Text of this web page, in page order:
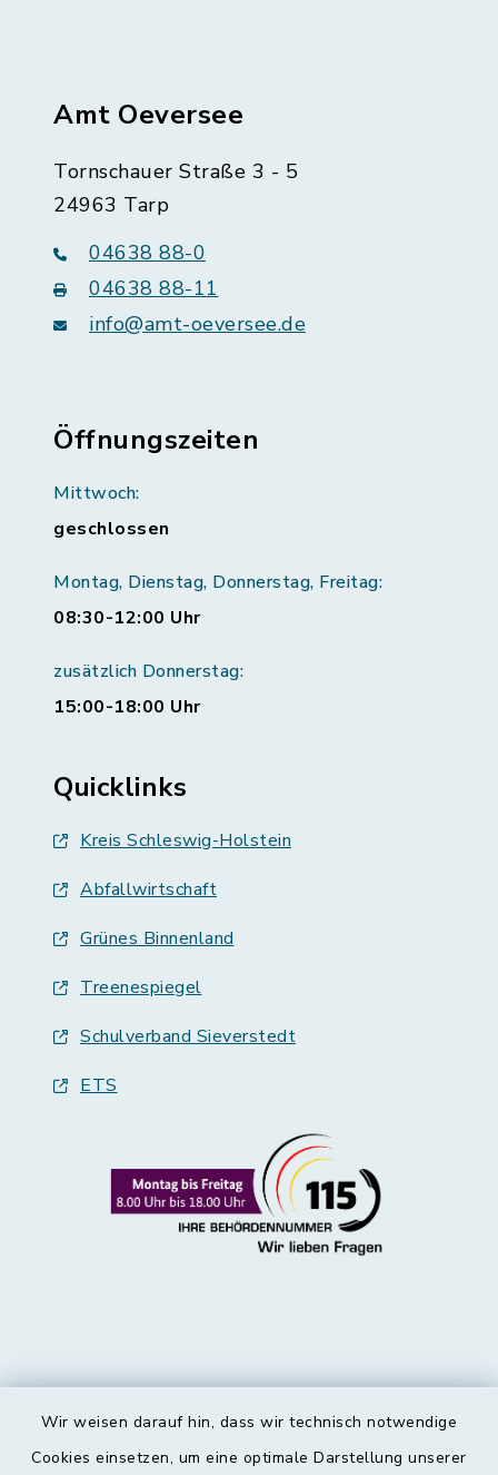
Wir weisen darauf hin, dass wir technisch notwendige
Cookies einsetzen, um eine optimale Darstellung unserer
Amt Oeversee
Tornschauer Straße 3 - 5
24963 Tarp
04638 88-0
04638 88-11
info@amt-oeversee.de
Öffnungszeiten
Mittwoch:
geschlossen
Montag, Dienstag, Donnerstag, Freitag:
08:30-12:00 Uhr
zusätzlich Donnerstag:
15:00-18:00 Uhr
Quicklinks
Kreis Schleswig-Holstein
Abfallwirtschaft
Grünes Binnenland
Treenespiegel
Schulverband Sieverstedt
ETS
Kontakt